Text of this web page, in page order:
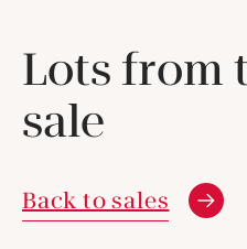
Lots from
sale
Back to sales